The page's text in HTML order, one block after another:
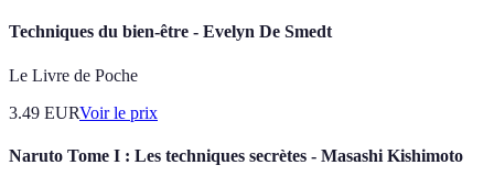
Techniques du bien-être - Evelyn De Smedt
Le Livre de Poche
3.49 EURVoir le prix
Naruto Tome I : Les techniques secrètes - Masashi Kishimoto